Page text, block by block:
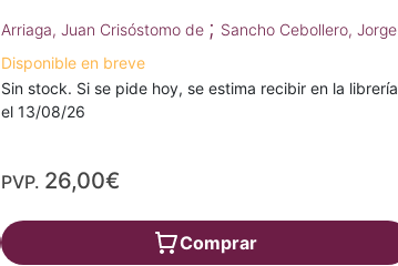
Arriaga, Juan Crisóstomo de ; Sancho Cebollero, Jorge
Disponible en breve
Sin stock. Si se pide hoy, se estima recibir en la librería
el 13/08/26
PVP. 26,00€
Comprar